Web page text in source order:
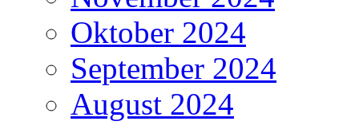
Oktober 2024
September 2024
August 2024